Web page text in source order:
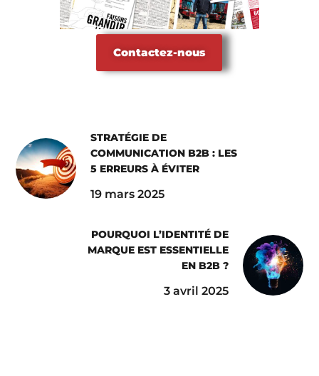
Contactez-nous
STRATÉGIE DE
COMMUNICATION B2B : LES
5 ERREURS À ÉVITER
19 mars 2025
POURQUOI L’IDENTITÉ DE
MARQUE EST ESSENTIELLE
EN B2B ?
3 avril 2025